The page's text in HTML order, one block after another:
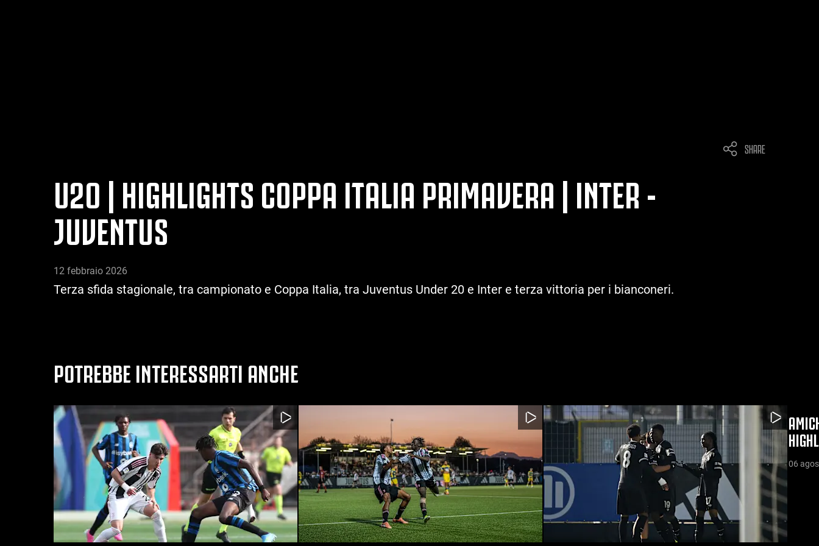
SHARE
U20 | HIGHLIGHTS COPPA ITALIA PRIMAVERA | INTER -
JUVENTUS
12 febbraio 2026
Terza sfida stagionale, tra campionato e Coppa Italia, tra Juventus Under 20 e Inter e terza vittoria per i bianconeri.
POTREBBE INTERESSARTI ANCHE
06